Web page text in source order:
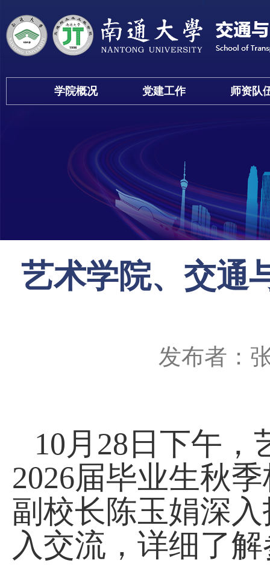
学院概况 党建工作 师资队
艺术学院、交通
发布者：
10 月28日下午
2026届毕业生秋
副校长陈玉娟深
入交流，详细了